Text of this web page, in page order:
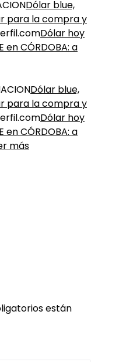
Dólar blue,
para la compra y
Dólar hoy
en CÓRDOBA: a
Dólar blue,
para la compra y
Dólar hoy
en CÓRDOBA: a
más
están